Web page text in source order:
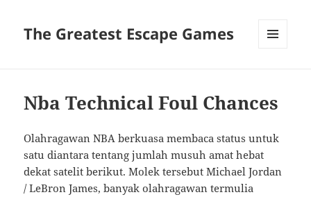
The Greatest Escape Games
Nba Technical Foul Chances
Olahragawan NBA berkuasa membaca status untuk
satu diantara tentang jumlah musuh amat hebat
dekat satelit berikut. Molek tersebut Michael Jordan
/ LeBron James, banyak olahragawan termulia